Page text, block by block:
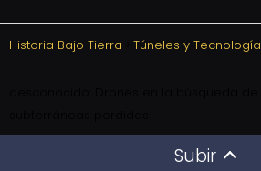
Historia Bajo Tierra Túneles y Tecnología
Subir